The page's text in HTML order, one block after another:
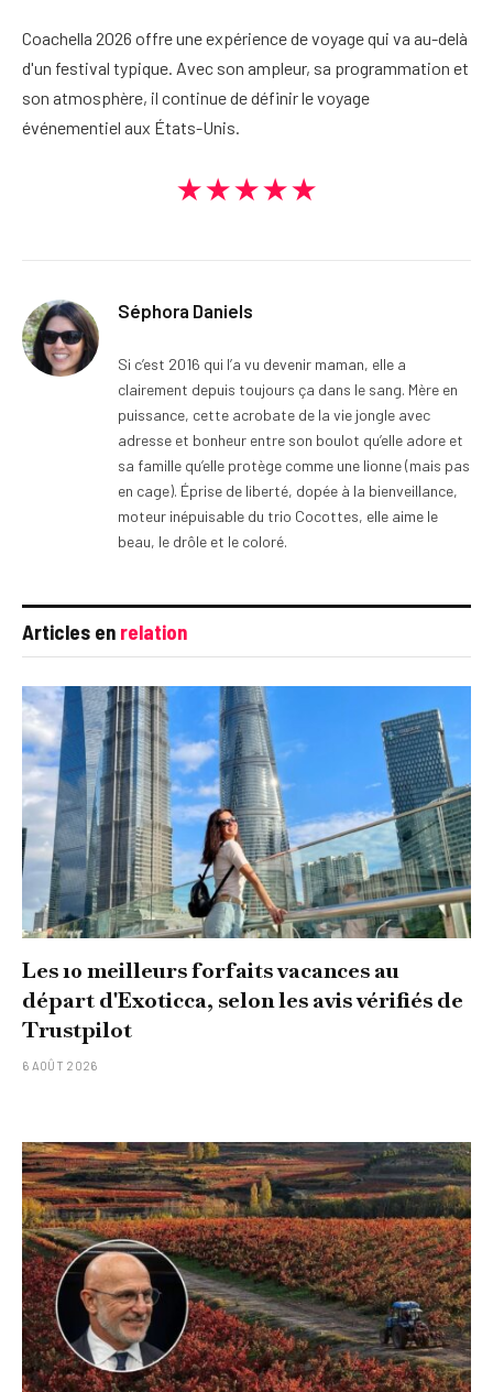
Coachella 2026 offre une expérience de voyage qui va au-delà
d'un festival typique. Avec son ampleur, sa programmation et
son atmosphère, il continue de définir le voyage
événementiel aux États-Unis.
★★★★★
Séphora Daniels
Si c’est 2016 qui l’a vu devenir maman, elle a
clairement depuis toujours ça dans le sang. Mère en
puissance, cette acrobate de la vie jongle avec
adresse et bonheur entre son boulot qu’elle adore et
sa famille qu’elle protège comme une lionne (mais pas
en cage). Éprise de liberté, dopée à la bienveillance,
moteur inépuisable du trio Cocottes, elle aime le
beau, le drôle et le coloré.
Articles en relation
Les 10 meilleurs forfaits vacances au
départ d'Exoticca, selon les avis vérifiés de
Trustpilot
6 AOÛT 2026